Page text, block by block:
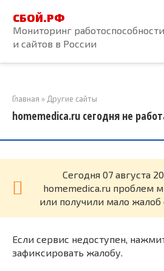
контенту
СБОЙ.РФ
Мониторинг
и сайтов в России
Главная » Другие сайты
homemedica.ru сегодня не
Cегодня 07 августа
homemedica.ru проблем
или получили мало жалоб
Если сервис недоступен,
зафиксировать жалобу.